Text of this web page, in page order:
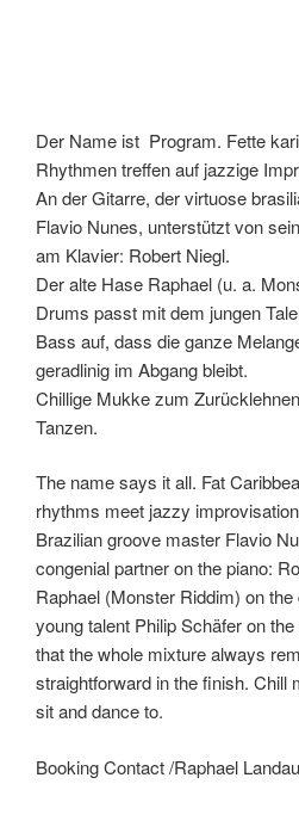
Der Name ist Program. Fette
Rhythmen treffen auf jazzige
An der Gitarre, der virtuose
Flavio Nunes, unterstützt von
am Klavier: Robert Niegl.
Der alte Hase Raphael (u. a.
Drums passt mit dem jungen
Bass auf, dass die ganze
geradlinig im Abgang bleibt.
Chillige Mukke zum
Tanzen.
The name says it all. Fat
rhythms meet jazzy
Brazilian groove master Flavio
congenial partner on the piano:
Raphael (Monster Riddim) on
young talent Philip Schäfer on
that the whole mixture always
straightforward in the finish. Chill
sit and dance to.
Booking Contact /Raphael